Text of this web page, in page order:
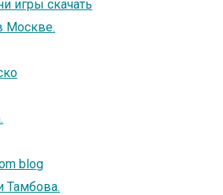
игры скачать
Москве.
blog
Тамбова.